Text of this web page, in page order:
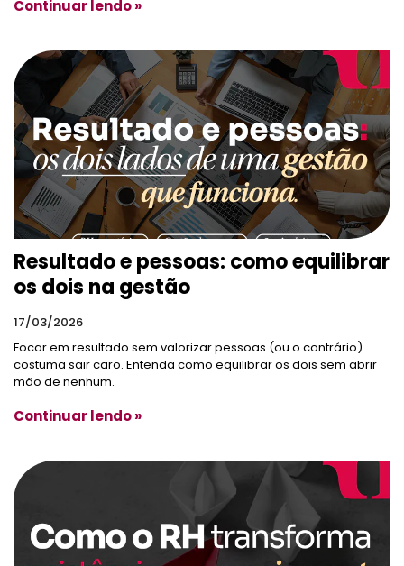
Continuar lendo »
Resultado e pessoas: como equilibrar
os dois na gestão
17/03/2026
Focar em resultado sem valorizar pessoas (ou o contrário)
costuma sair caro. Entenda como equilibrar os dois sem abrir
mão de nenhum.
Continuar lendo »